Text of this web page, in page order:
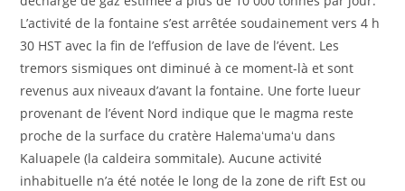
L’activité de la fontaine s’est arrêtée soudainement vers 4 h
30 HST avec la fin de l’effusion de lave de l’évent. Les
tremors sismiques ont diminué à ce moment-là et sont
revenus aux niveaux d’avant la fontaine. Une forte lueur
provenant de l’évent Nord indique que le magma reste
proche de la surface du cratère Halemaʻumaʻu dans
Kaluapele (la caldeira sommitale). Aucune activité
inhabituelle n’a été notée le long de la zone de rift Est ou